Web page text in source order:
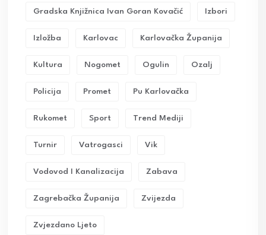
Gradska Knjižnica Ivan Goran Kovačić Izbori
Izložba Karlovac Karlovačka Županija
Kultura Nogomet Ogulin Ozalj
Policija Promet Pu Karlovačka
Rukomet Sport Trend Mediji
Turnir Vatrogasci Vik
Vodovod I Kanalizacija Zabava
Zagrebačka Županija Zvijezda
Zvjezdano Ljeto